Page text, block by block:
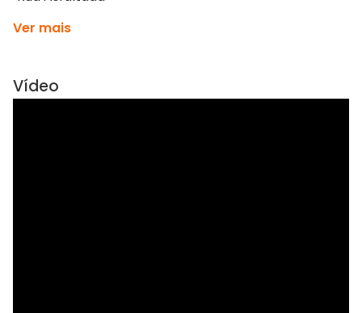
Ver mais
Vídeo